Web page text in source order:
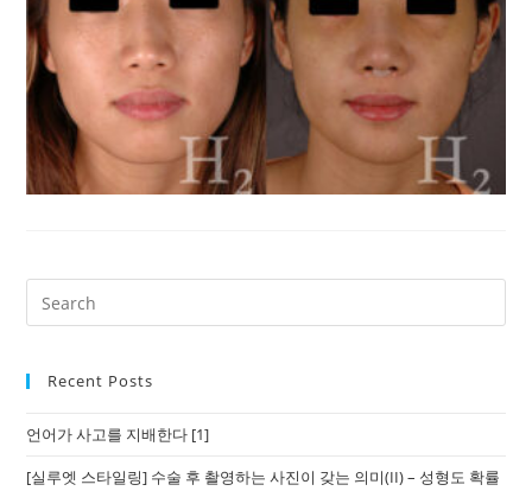
Recent Posts
언어가 사고를 지배한다 [1]
[실루엣 스타일링] 수술 후 촬영하는 사진이 갖는 의미(II) – 성형도 확률